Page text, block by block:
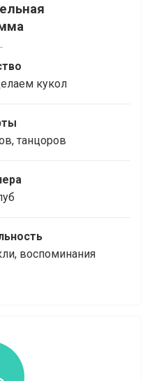
кукол
танцоров
воспоминания